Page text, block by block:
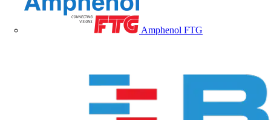
Amphenol FTG